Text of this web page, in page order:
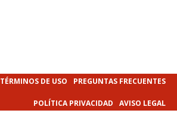
TÉRMINOS DE USO PREGUNTAS FRECUENTES
POLÍTICA PRIVACIDAD AVISO LEGAL